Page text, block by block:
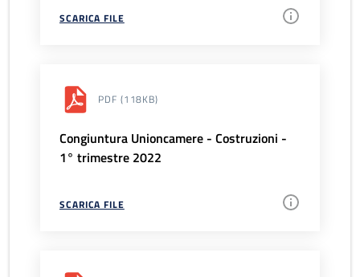
SCARICA FILE
PDF (118KB)
Congiuntura Unioncamere - Costruzioni -
1° trimestre 2022
SCARICA FILE